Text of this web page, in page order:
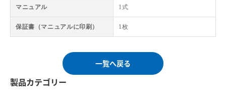
マニュアル 1式
保証書（マニュアルに印刷） 1枚
一覧へ戻る
製品カテゴリー